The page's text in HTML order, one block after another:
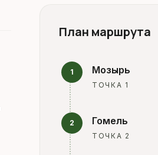
План маршрута
1 Мозырь
ТОЧКА 1
2 Гомель
ТОЧКА 2